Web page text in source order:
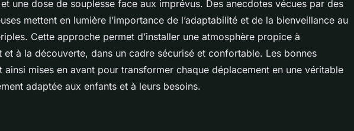
une dose de souplesse face aux imprévus. Des anecdotes vécues par des
mettent en lumière l’importance de l’adaptabilité et de la bienveillance au
Cette approche permet d’installer une atmosphère propice à
et à la découverte, dans un cadre sécurisé et confortable. Les bonnes
ainsi mises en avant pour transformer chaque déplacement en une véritable
adaptée aux enfants et à leurs besoins.